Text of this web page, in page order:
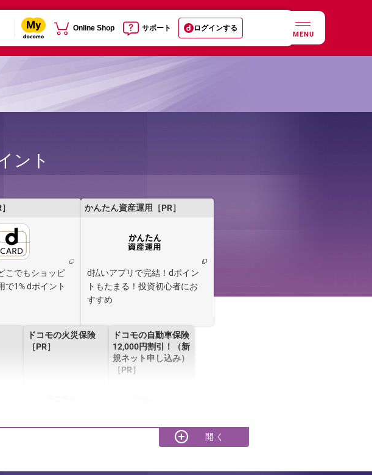
Online Shop サポート ログインする
MENU
ント
こでもショッピ
で1% dポイント
かんたん資産運用［PR］
d払いアプリで完結！dポイン
トもたまる！投資初心者にお
すすめ
ドコモの火災保険
［PR］
ドコモの自動車保険
12,000円割引！（新
規ネット申し込み）
［PR］
おサイフケータイ